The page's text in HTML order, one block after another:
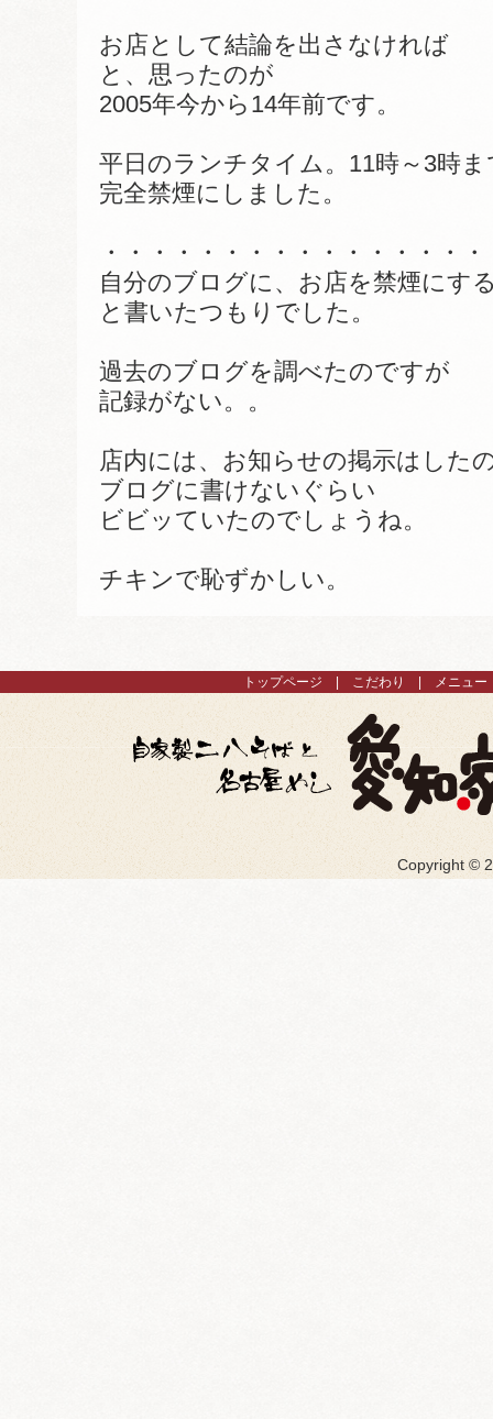
お店として結論を出さなければ
と、思ったのが
2005年今から14年前です。
平日のランチタイム。11時～3時ま
完全禁煙にしました。
・・・・・・・・・・・・・・・
自分のブログに、お店を禁煙にす
と書いたつもりでした。
過去のブログを調べたのですが
記録がない。。
店内には、お知らせの掲示はした
ブログに書けないぐらい
ビビッていたのでしょうね。
チキンで恥ずかしい。
トップページ こだわり メニュー
Copyright ©